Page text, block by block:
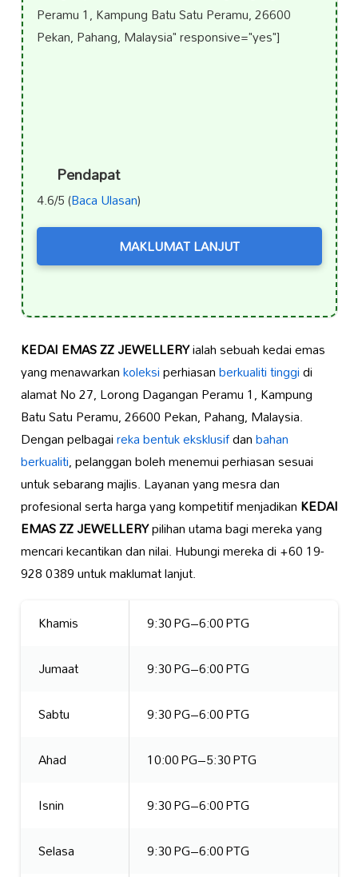
Peramu 1, Kampung Batu Satu Peramu, 26600
Pekan, Pahang, Malaysia" responsive="yes"]
Pendapat
4.6/5 (Baca Ulasan)
MAKLUMAT LANJUT
KEDAI EMAS ZZ JEWELLERYialah sebuah kedai emas
yang menawarkankoleksiperhiasanberkualiti tinggidi
alamat No 27, Lorong Dagangan Peramu 1, Kampung
Batu Satu Peramu, 26600 Pekan, Pahang, Malaysia.
Dengan pelbagaireka bentuk eksklusifdanbahan
berkualiti, pelanggan boleh menemui perhiasan sesuai
untuk sebarang majlis. Layanan yang mesra dan
profesional serta harga yang kompetitif menjadikanKEDAI
EMAS ZZ JEWELLERYpilihan utama bagi mereka yang
mencari kecantikan dan nilai. Hubungi mereka di +60 19-
928 0389 untuk maklumat lanjut.
Khamis
9:30 PG–6:00 PTG
Jumaat
9:30 PG–6:00 PTG
Sabtu
9:30 PG–6:00 PTG
Ahad
10:00 PG–5:30 PTG
Isnin
9:30 PG–6:00 PTG
Selasa
9:30 PG–6:00 PTG